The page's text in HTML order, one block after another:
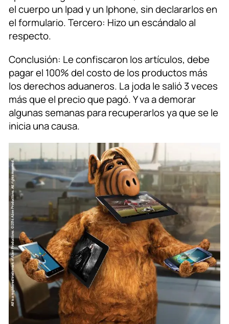
el cuerpo un Ipad y un Iphone, sin declararlos en
el formulario. Tercero: Hizo un escándalo al
respecto.
Conclusión: Le confiscaron los artículos, debe
pagar el 100% del costo de los productos más
los derechos aduaneros. La joda le salió 3 veces
más que el precio que pagó. Y va a demorar
algunas semanas para recuperarlos ya que se le
inicia una causa.